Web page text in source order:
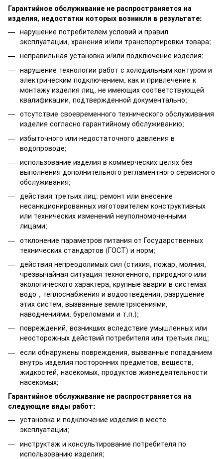
Гарантийное обслуживание не распространяется на
изделия, недостатки которых возникли в результате:
нарушение потребителем условий и правил
эксплуатации, хранения и/или транспортировки товара;
неправильная установка и/или подключение изделия;
нарушение технологии работ с холодильным контуром и
электрическим подключением, как и привлечение к
монтажу изделия лиц, не имеющих соответствующей
квалификации, подтвержденной документально;
отсутствие своевременного технического обслуживания
изделия согласно гарантийному обслуживанию;
избыточного или недостаточного давления в
водопроводе;
использование изделия в коммерческих целях без
выполнения дополнительного регламентного сервисного
обслуживания;
действия третьих лиц: ремонт или внесение
несанкционированных изготовителем конструктивных
или технических изменений неуполномоченными
лицами;
отклонение параметров питания от Государственных
технических стандартов (ГОСТ) и норм;
действия непреодолимых сил (стихия, пожар, молния,
чрезвычайная ситуация техногенного, природного или
экологического характера, крупные аварии в системах
водо-, теплоснабжения и водоотведения, разрушение
этих систем, вызванные землетрясениями,
наводнениями, буреломами и т.п.);
повреждений, возникших вследствие умышленных или
неосторожных действий потребителя или третьих лиц;
если обнаружены повреждения, вызванные попаданием
внутрь изделия посторонних предметов, веществ,
жидкостей, насекомых, продуктов жизнедеятельности
насекомых;
Гарантийное обслуживание не распространяется на
следующие виды работ:
установка и подключение изделия в месте
эксплуатации;
инструктаж и консультирование потребителя по
использованию изделия;